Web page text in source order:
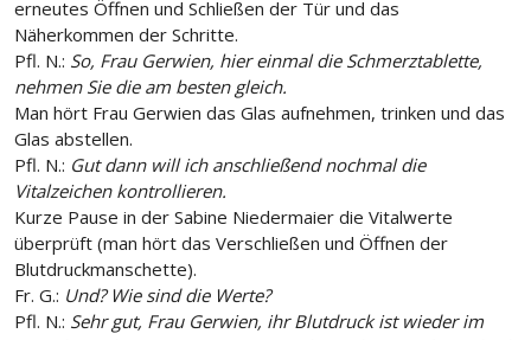
erneutes Öffnen und Schließen der Tür und das
Näherkommen der Schritte.
Pfl. N.: So, Frau Gerwien, hier einmal die Schmerztablette,
nehmen Sie die am besten gleich.
Man hört Frau Gerwien das Glas aufnehmen, trinken und das
Glas abstellen.
Pfl. N.: Gut dann will ich anschließend nochmal die
Vitalzeichen kontrollieren.
Kurze Pause in der Sabine Niedermaier die Vitalwerte
überprüft (man hört das Verschließen und Öffnen der
Blutdruckmanschette).
Fr. G.: Und? Wie sind die Werte?
Pfl. N.: Sehr gut, Frau Gerwien, ihr Blutdruck ist wieder im